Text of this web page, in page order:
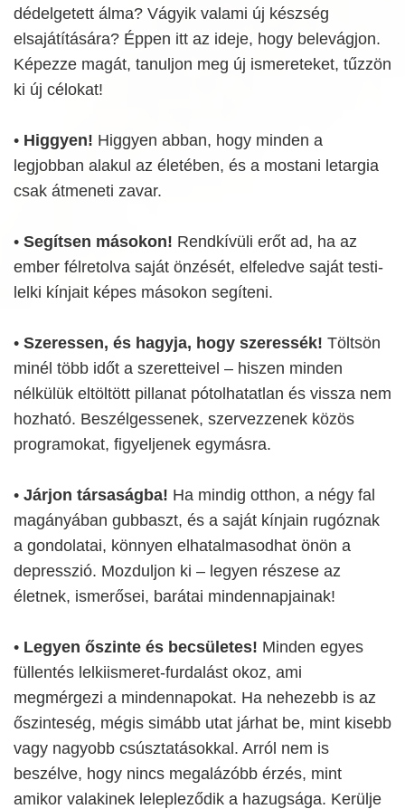
dédelgetett álma? Vágyik valami új készség
elsajátítására? Éppen itt az ideje, hogy belevágjon.
Képezze magát, tanuljon meg új ismereteket, tűzzön
ki új célokat!
• Higgyen! Higgyen abban, hogy minden a
legjobban alakul az életében, és a mostani letargia
csak átmeneti zavar.
• Segítsen másokon! Rendkívüli erőt ad, ha az
ember félretolva saját önzését, elfeledve saját testi-
lelki kínjait képes másokon segíteni.
• Szeressen, és hagyja, hogy szeressék! Töltsön
minél több időt a szeretteivel – hiszen minden
nélkülük eltöltött pillanat pótolhatatlan és vissza nem
hozható. Beszélgessenek, szervezzenek közös
programokat, figyeljenek egymásra.
• Járjon társaságba! Ha mindig otthon, a négy fal
magányában gubbaszt, és a saját kínjain rugóznak
a gondolatai, könnyen elhatalmasodhat önön a
depresszió. Mozduljon ki – legyen részese az
életnek, ismerősei, barátai mindennapjainak!
• Legyen őszinte és becsületes! Minden egyes
füllentés lelkiismeret-furdalást okoz, ami
megmérgezi a mindennapokat. Ha nehezebb is az
őszinteség, mégis simább utat járhat be, mint kisebb
vagy nagyobb csúsztatásokkal. Arról nem is
beszélve, hogy nincs megalázóbb érzés, mint
amikor valakinek lelepleződik a hazugsága. Kerülje